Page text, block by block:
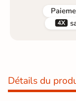

Détails du